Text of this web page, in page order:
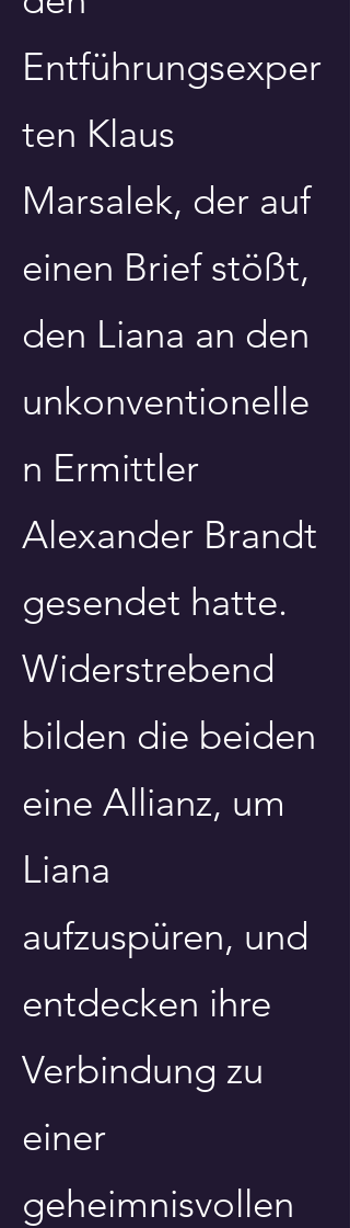
Entführungsexper
ten Klaus
Marsalek, der auf
einen Brief stößt,
den Liana an den
unkonventionelle
n Ermittler
Alexander Brandt
gesendet hatte.
Widerstrebend
bilden die beiden
eine Allianz, um
Liana
aufzuspüren, und
entdecken ihre
Verbindung zu
einer
geheimnisvollen